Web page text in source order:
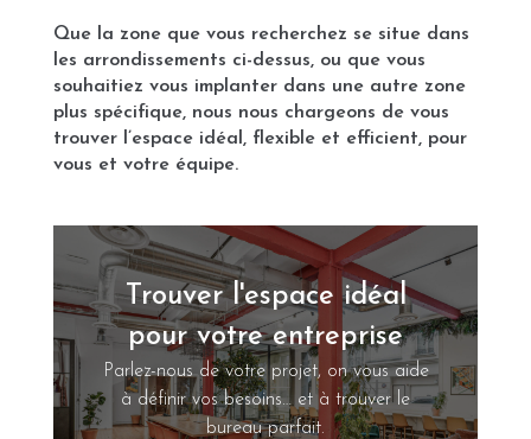
Que la zone que vous recherchez se situe dans
les arrondissements ci-dessus, ou que vous
souhaitiez vous implanter dans une autre zone
plus spécifique, nous nous chargeons de vous
trouver l’espace idéal, flexible et efficient, pour
vous et votre équipe.
Trouver l'espace idéal
pour votre entreprise
Parlez-nous de votre projet, on vous aide
à définir vos besoins… et à trouver le
bureau parfait.